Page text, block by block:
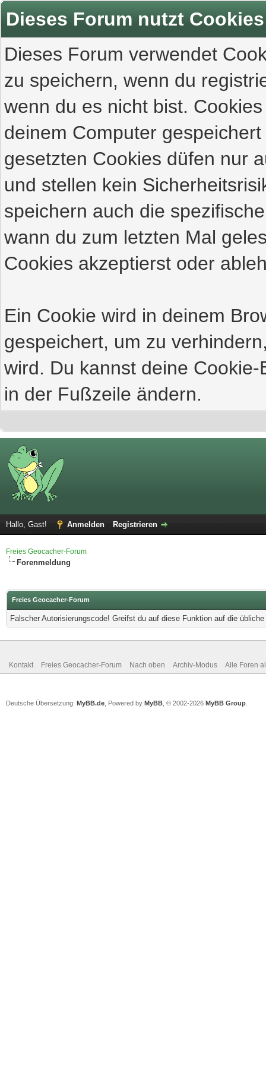
Dieses Forum nutzt Cookies
Dieses Forum verwendet
zu speichern, wenn du
wenn du es nicht bist.
deinem Computer
gesetzten Cookies düfen nur
und stellen kein
speichern auch die
wann du zum letzten Mal
Cookies akzeptierst oder
Ein Cookie wird in deinem
gespeichert, um zu
wird. Du kannst deine
in der Fußzeile ändern.
Hallo, Gast! Anmelden Registrieren
Freies Geocacher-Forum
Forenmeldung
Freies Geocacher-Forum
Falscher Autorisierungscode! Greifst du auf diese Funktion auf die
Kontakt Freies Geocacher-Forum Nach oben Archiv-Modus Alle Foren
Deutsche Übersetzung: MyBB.de , Powered by MyBB , © 2002-2026 MyBB Group